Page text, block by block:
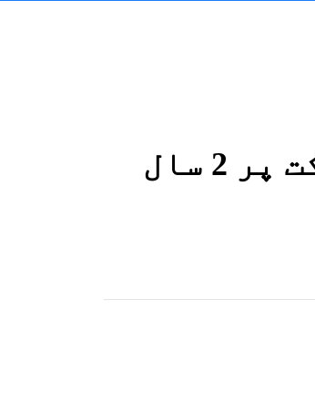
ہیری بروک پر آئی پی ایل میں شرکت پر 2 سال